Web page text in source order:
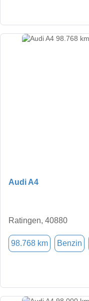
Audi A4
Ratingen, 40880
98.768 km Benzin